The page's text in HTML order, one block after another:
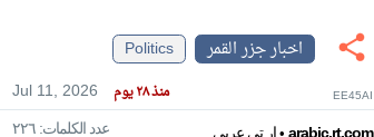
اخبار جزر القمر
Politics
Jul 11, 2026
منذ ٢٨ يوم EE45AI
ار تي عربي arabic.rt.com عدد الكلمات: ٢٢٦